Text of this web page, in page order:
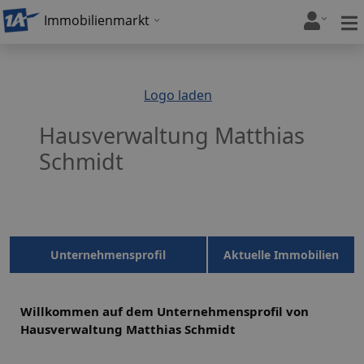
Immobilienmarkt
Logo laden
Hausverwaltung Matthias
Schmidt
Unternehmensprofil Aktuelle Immobilien
Willkommen auf dem Unternehmensprofil von
Hausverwaltung Matthias Schmidt